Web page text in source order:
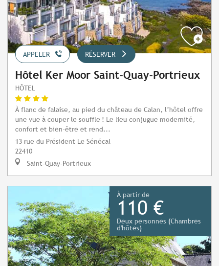
APPELER RÉSERVER
Hôtel Ker Moor Saint-Quay-Portrieux
HÔTEL
À flanc de falaise, au pied du château de Calan, l’hôtel offre
une vue à couper le souffle ! Le lieu conjugue modernité,
confort et bien-être et rend...
13 rue du Président Le Sénécal
22410
Saint-Quay-Portrieux
À partir de
110 €
Deux personnes (Chambres
d'hôtes)